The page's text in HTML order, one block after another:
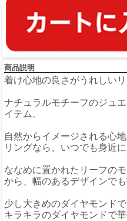
商品説明
着け心地の良さがうれしい
ナチュラルモチーフのジュ
イテム。
自然からイメージされる心
リングなら、いつでも身近
ななめに置かれたリーフの
から、幅のあるデザインでも
少し大きめのダイヤモンド
キラキラのダイヤモンドで華